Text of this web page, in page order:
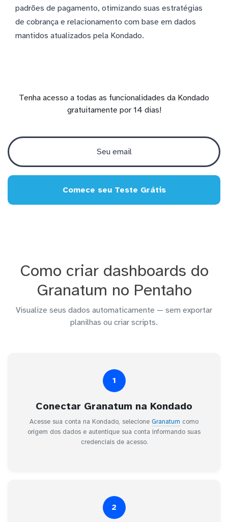
padrões de pagamento, otimizando suas estratégias
de cobrança e relacionamento com base em dados
mantidos atualizados pela Kondado.
Tenha acesso a todas as funcionalidades da Kondado
gratuitamente por 14 dias!
Comece seu Teste Grátis
Como criar dashboards do
Granatum no Pentaho
Visualize seus dados automaticamente — sem exportar
planilhas ou criar scripts.
1
Conectar Granatum na Kondado
Acesse sua conta na Kondado, selecione Granatum como
origem dos dados e autentique sua conta informando suas
credenciais de acesso.
2